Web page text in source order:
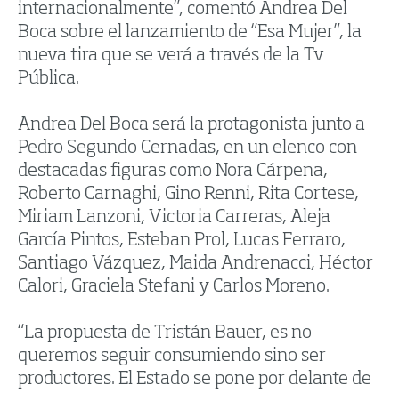
internacionalmente”, comentó Andrea Del
Boca sobre el lanzamiento de “Esa Mujer”, la
nueva tira que se verá a través de la Tv
Pública.
Andrea Del Boca será la protagonista junto a
Pedro Segundo Cernadas, en un elenco con
destacadas figuras como Nora Cárpena,
Roberto Carnaghi, Gino Renni, Rita Cortese,
Miriam Lanzoni, Victoria Carreras, Aleja
García Pintos, Esteban Prol, Lucas Ferraro,
Santiago Vázquez, Maida Andrenacci, Héctor
Calori, Graciela Stefani y Carlos Moreno.
“La propuesta de Tristán Bauer, es no
queremos seguir consumiendo sino ser
productores. El Estado se pone por delante de